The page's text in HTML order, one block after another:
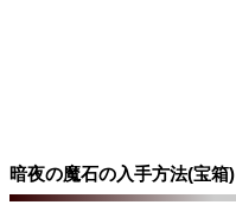
暗夜の魔石の入手方法(宝箱)